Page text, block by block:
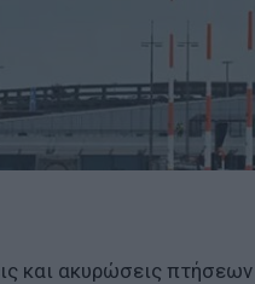
και ακυρώσεις